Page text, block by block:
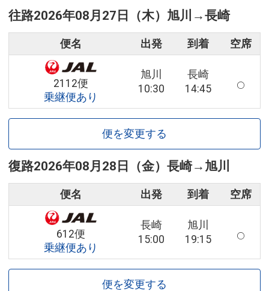
往路2026年08月27日（木） 旭川 →長崎
便名 出発 到着 空席
2112便
乗継便あり
旭川
10:30
長崎
14:45
便を変更する
復路2026年08月28日（金） 長崎→ 旭川
便名 出発 到着 空席
612便
乗継便あり
長崎
15:00
旭川
19:15
便を変更する